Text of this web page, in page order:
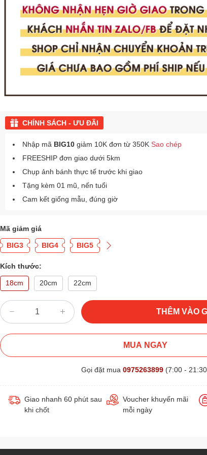
CHÍNH SÁCH - ƯU ĐÃI
Nhập mã BIG10 giảm 10K đơn từ 350K Sao chép
FREESHIP đơn giao dưới 5km
Chụp ảnh bánh thực tế trước khi giao
Tặng kèm 01 mũ, nến tuổi
Cam kết giống mẫu, đúng giờ
Mã giảm giá
BIG3 BIG4 BIG5
Kích thước:
18cm 20cm 22cm
THÊM VÀO
MUA NGAY
Gọi đặt mua 0975263899 (7:00 -
Giao nhanh 60 phút sau
khi chốt
Voucher khuyến mãi
mỗi ngày